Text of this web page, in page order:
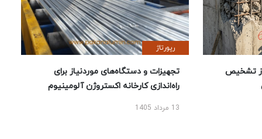
تشخیص
رپورتاژ
تجهیزات و دستگاه‌های موردنیاز برای
راه‌اندازی کارخانه اکستروژن آلومینیوم
13 مرداد 1405